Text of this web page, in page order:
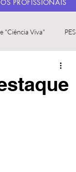
PROFISSIONAIS
"Ciência Viva" PES